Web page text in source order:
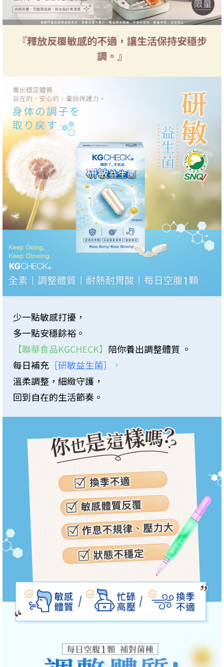
『釋放反覆敏感的不適，讓生活保持安穩步
調。』
少一點敏感打擾，
多一點安穩餘裕。
【聯華食品KGCHECK】 陪你養出調整體質 。
每日補充 ［研敏益生菌］
，
溫柔調整，細緻守護，
回到自在的生活節奏。